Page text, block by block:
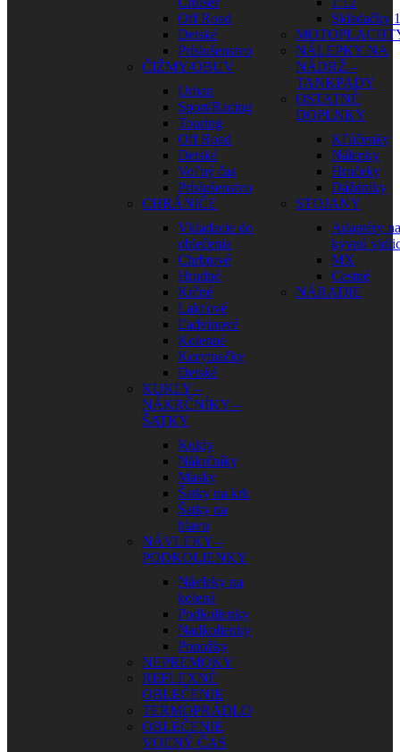
Off Road
Detské
Príslušenstvo
ČIŽMY/OBUV
Urban
Sport/Racing
Touring
Off Road
Detské
Voľný čas
Príslušenstvo
CHRÁNIČE
Vkladacie do
oblečenia
Chrbtové
Hrudné
Krčné
Lakťové
Ľadvinové
Kolenné
Korytnačky
Detské
KUKLY –
NÁKRČNÍKY –
ŠATKY
Kukly
Nákrčníky
Masky
Šatky na krk
Šatky na
hlavu
NÁVLEKY –
PODKOLIENKY
Návleky na
kolená
Podkolienky
Nadkolienky
Ponožky
NEPREMOKY
REFLEXNÉ
OBLEČENIE
TERMOPRÁDLO
OBLEČENIE
VOĽNÝ ČAS
Skladačky
NÁLEPKY NA
NÁDRŽ –
TANKPADY
OSTATNÉ
DOPLNKY
Kľúčenky
Nálepky
Hrnčeky
Dáždniky
STOJANY
Adaptéry na
kyvnú
MX
Cestné
NÁRADIE